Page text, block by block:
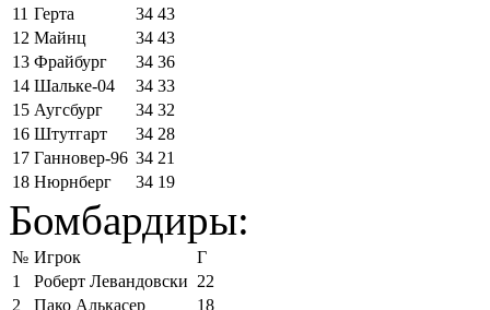
11 Герта 34 43
12 Майнц 34 43
13 Фрайбург 34 36
14 Шальке-04 34 33
15 Аугсбург 34 32
16 Штутгарт 34 28
17 Ганновер-96 34 21
18 Нюрнберг 34 19
Бомбардиры:
№ Игрок
Г
1
Роберт Левандовски 22
2
Пако Алькасер
18